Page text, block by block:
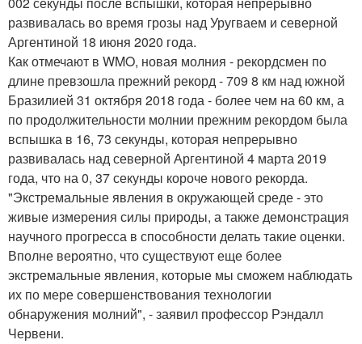
развивалась во время грозы над Уругваем и северной
Аргентиной 18 июня 2020 года.
Как отмечают в WMO, новая молния - рекордсмен по
длине превзошла прежний рекорд - 709 8 км над южной
Бразилией 31 октября 2018 года - более чем на 60 км, а
по продолжительности молнии прежним рекордом была
вспышка в 16, 73 секунды, которая непрерывно
развивалась над северной Аргентиной 4 марта 2019
года, что на 0, 37 секунды короче нового рекорда.
"Экстремальные явления в окружающей среде - это
живые измерения силы природы, а также демонстрация
научного прогресса в способности делать такие оценки.
Вполне вероятно, что существуют еще более
экстремальные явления, которые мы сможем наблюдать
их по мере совершенствования технологии
обнаружения молний", - заявил профессор Рэндалл
Червени.